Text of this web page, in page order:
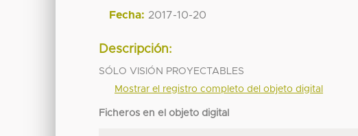
Fecha: 2017-10-20
Descripción:
SÓLO VISIÓN PROYECTABLES
Mostrar el registro completo del objeto digital
Ficheros en el objeto digital